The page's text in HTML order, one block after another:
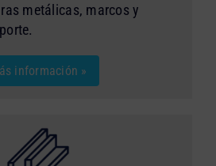
metálicas, marcos y
información »